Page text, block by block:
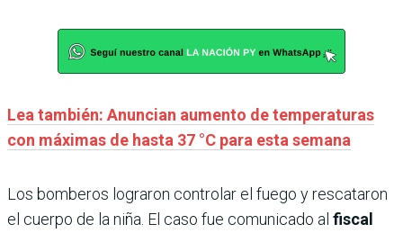
Lea también: Anuncian aumento de temperaturas
con máximas de hasta 37 °C para esta semana
Los bomberos lograron controlar el fuego y rescataron
el cuerpo de la niña. El caso fue comunicado al fiscal